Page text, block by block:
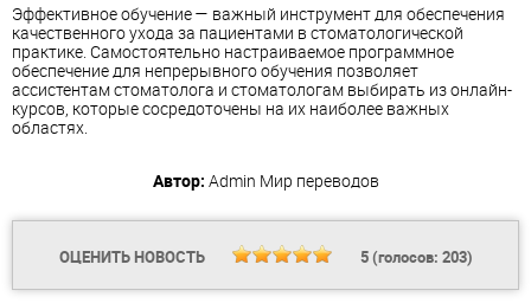
Эффективное обучение — важный инструмент для обеспечения
качественного ухода за пациентами в стоматологической
практике. Самостоятельно настраиваемое программное
обеспечение для непрерывного обучения позволяет
ассистентам стоматолога и стоматологам выбирать из онлайн-
курсов, которые сосредоточены на их наиболее важных
областях.
Автор: Admin Мир переводов
ОЦЕНИТЬ НОВОСТЬ 5(голосов: 203)